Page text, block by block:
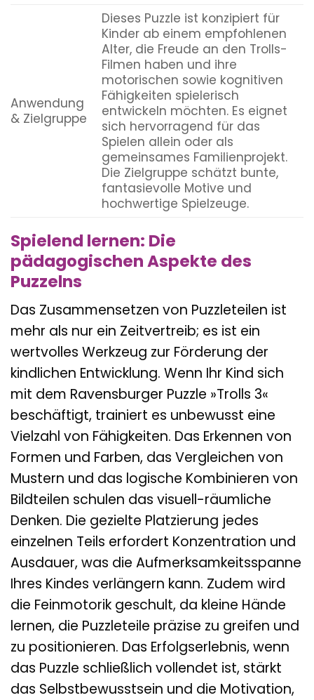
Anwendung
& Zielgruppe
Dieses Puzzle ist konzipiert für
Kinder ab einem empfohlenen
Alter, die Freude an den Trolls-
Filmen haben und ihre
motorischen sowie kognitiven
Fähigkeiten spielerisch
entwickeln möchten. Es eignet
sich hervorragend für das
Spielen allein oder als
gemeinsames Familienprojekt.
Die Zielgruppe schätzt bunte,
fantasievolle Motive und
hochwertige Spielzeuge.
Spielend lernen: Die
pädagogischen Aspekte des
Puzzelns
Das Zusammensetzen von Puzzleteilen ist
mehr als nur ein Zeitvertreib; es ist ein
wertvolles Werkzeug zur Förderung der
kindlichen Entwicklung. Wenn Ihr Kind sich
mit dem Ravensburger Puzzle »Trolls 3«
beschäftigt, trainiert es unbewusst eine
Vielzahl von Fähigkeiten. Das Erkennen von
Formen und Farben, das Vergleichen von
Mustern und das logische Kombinieren von
Bildteilen schulen das visuell-räumliche
Denken. Die gezielte Platzierung jedes
einzelnen Teils erfordert Konzentration und
Ausdauer, was die Aufmerksamkeitsspanne
Ihres Kindes verlängern kann. Zudem wird
die Feinmotorik geschult, da kleine Hände
lernen, die Puzzleteile präzise zu greifen und
zu positionieren. Das Erfolgserlebnis, wenn
das Puzzle schließlich vollendet ist, stärkt
das Selbstbewusstsein und die Motivation,